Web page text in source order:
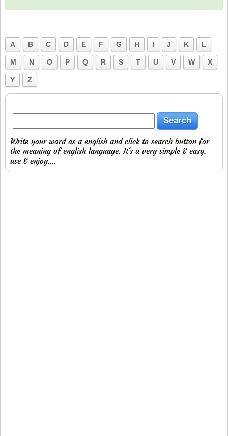
A B C D E F G H I J K L
M N O P Q R S T U V W X
Y Z
Write your word as a english and click to search button for
the meaning of english language. It's a very simple & easy.
use & enjoy....